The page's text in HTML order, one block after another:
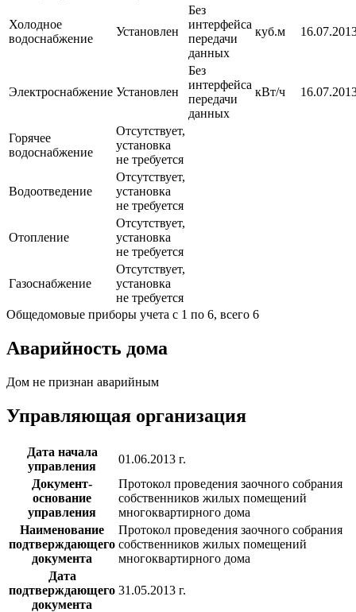
Холодное
водоснабжение
Установлен
Без
интерфейса
передачи
данных
куб.м
Электроснабжение Установлен
Без
интерфейса
передачи
данных
кВт/ч
Горячее
водоснабжение
Отсутствует,
установка
не требуется
Водоотведение
Отсутствует,
установка
не требуется
Отопление
Отсутствует,
установка
не требуется
Газоснабжение
Отсутствует,
установка
не требуется
Общедомовые приборы учета с 1 по 6, всего 6
Аварийность дома
Дом не признан аварийным
Управляющая организация
Дата начала
управления
01.06.2013 г.
Документ-
основание
управления
Протокол проведения заочного собрания
собственников жилых помещений
многоквартирного дома
Наименование
подтверждающего
документа
Протокол проведения заочного собрания
собственников жилых помещений
многоквартирного дома
Дата
подтверждающего
документа
31.05.2013 г.